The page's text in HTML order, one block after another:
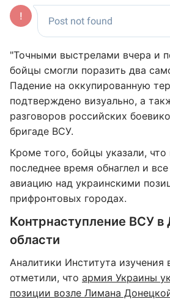
"Точными выстрелами вчера и
бойцы смогли поразить два
Падение на оккупированную
подтверждено визуально, а
разговоров российских
бригаде ВСУ.
Кроме того, бойцы указали, что
последнее время обнаглел и
авиацию над украинскими
прифронтовых городах.
Контрнаступление ВСУ в
области
Аналитики Института изучения
отметили, что армия Украины
позиции возле Лимана